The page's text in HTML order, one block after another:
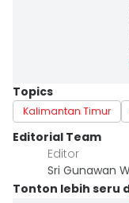
Topics
Kalimantan Timur
Editorial Team
Editor
Sri Gunawan
Tonton lebih seru